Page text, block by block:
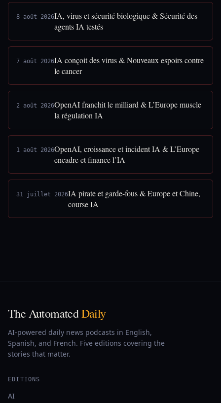
8 août 2026IA, virus et sécurité biologique & Sécurité des
agents IA testés
7 août 2026IA conçoit des virus & Nouveaux espoirs contre
le cancer
2 août 2026OpenAI franchit le milliard & L’Europe muscle
la régulation IA
1 août 2026OpenAI, croissance et incident IA & L’Europe
encadre et finance l’IA
31 juillet 2026IA pirate et garde-fous & Europe et Chine,
course IA
The AutomatedDaily
AI-powered daily news podcasts in English,
Spanish, and French. Five editions covering the
stories that matter.
EDITIONS
AI